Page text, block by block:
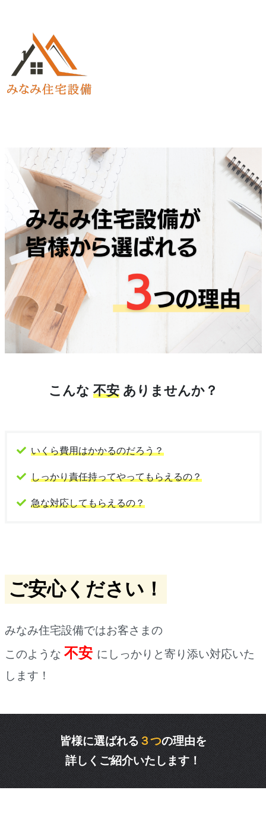
こんな 不安ありませんか？
いくら費用はかかるのだろう？
しっかり責任持ってやってもらえるの？
急な対応してもらえるの？
ご安心ください！
みなみ住宅設備ではお客さまの
このような 不安 にしっかりと寄り添い対応いた
します！
皆様に選ばれる ３つの理由を
詳しくご紹介いたします！